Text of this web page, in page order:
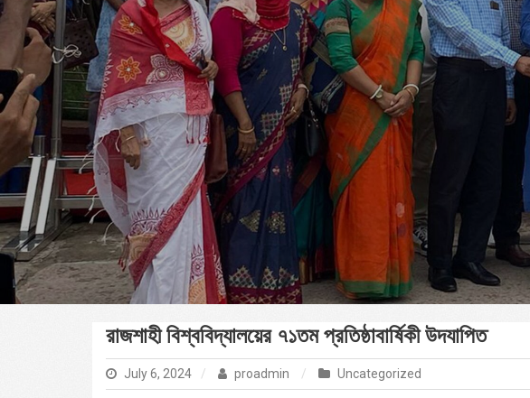
রাজশাহী বিশ্ববিদ্যালয়ের ৭১তম প্রতিষ্ঠাবার্ষিকী উদযাপিত
July 6, 2024 proadmin Uncategorized